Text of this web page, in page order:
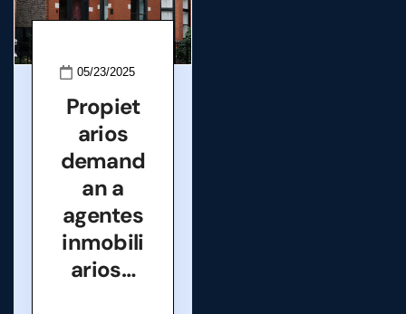
05/23/2025
Propiet
arios
demand
an a
agentes
inmobili
arios…